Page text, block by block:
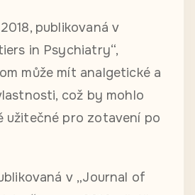
publikovaná v
in Psychiatry“,
může mít analgetické a
což by mohlo
užitečné pro zotavení po
v „Journal of